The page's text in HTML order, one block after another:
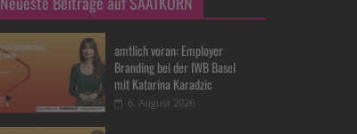
amtlich voran: Employer
Branding bei der IWB Basel
mit Katarina Karadzic
6. August 2026